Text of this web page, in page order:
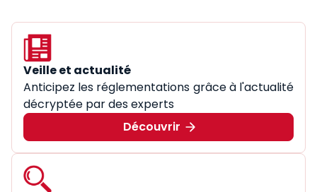
Veille et actualité
Anticipez les réglementations grâce à l'actualité
décryptée par des experts
Découvrir